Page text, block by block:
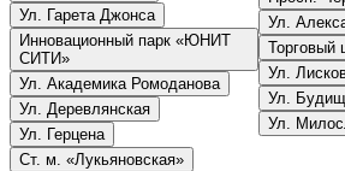
Ул. Гарета Джонса
Инновационный парк «ЮНИТ
СИТИ»
Ул. Академика Ромоданова
Ул. Деревлянская
Ул. Герцена
Ст. м. «Лукьяновская»
Ул.
Торговый
Ул.
Ул.
Ул.